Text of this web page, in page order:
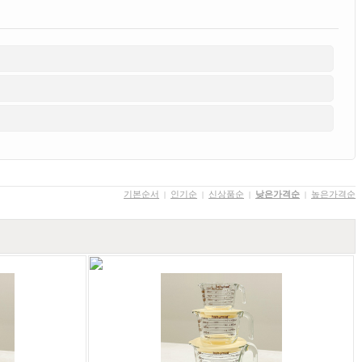
기본순서 | 인기순 | 신상품순 | 낮은가격순 | 높은가격순